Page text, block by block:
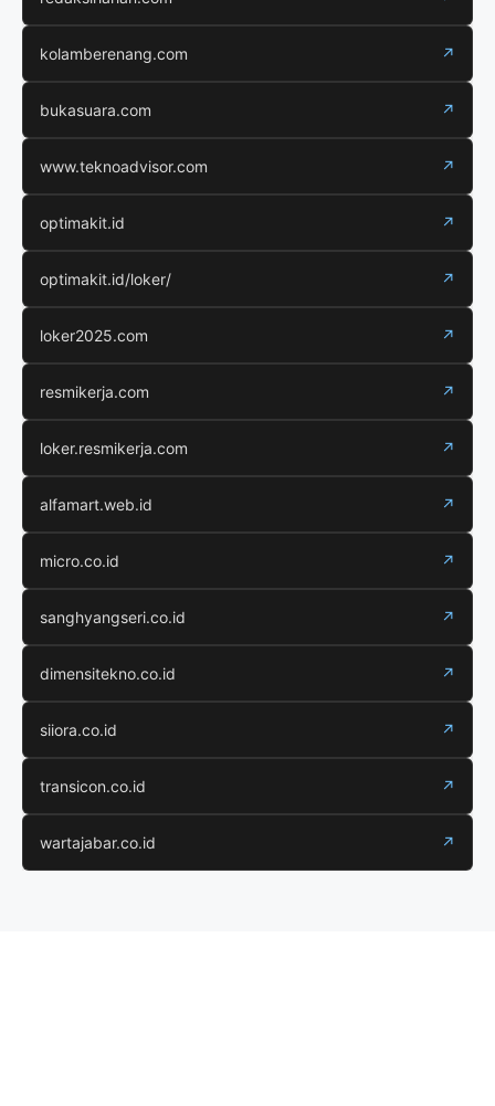
kolamberenang.com ↗
bukasuara.com ↗
www.teknoadvisor.com ↗
optimakit.id ↗
optimakit.id/loker/ ↗
loker2025.com ↗
resmikerja.com ↗
loker.resmikerja.com ↗
alfamart.web.id ↗
micro.co.id ↗
sanghyangseri.co.id ↗
dimensitekno.co.id ↗
siiora.co.id ↗
transicon.co.id ↗
wartajabar.co.id ↗